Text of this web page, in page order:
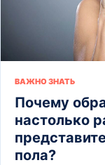
ВАЖНО ЗНАТЬ
Почему
настолько
пола?